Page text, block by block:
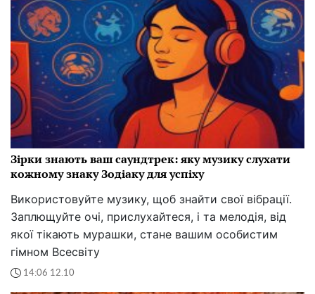
Зірки знають ваш саундтрек: яку музику слухати
кожному знаку Зодіаку для успіху
Використовуйте музику, щоб знайти свої вібрації.
Заплющуйте очі, прислухайтеся, і та мелодія, від
якої тікають мурашки, стане вашим особистим
гімном Всесвіту
14:06 12.10